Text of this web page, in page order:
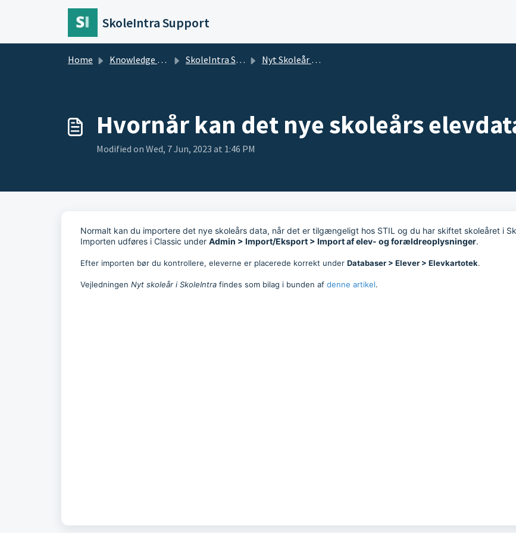
Skip to main content
SkoleIntra Support
Home Knowledge base SkoleIntra Support Nyt Skoleår 2026
Hvornår kan det nye skoleårs
Modified on Wed, 7 Jun, 2023 at 1:46 PM
Normalt kan du importere det nye skoleårs data, når det er tilgængeligt hos STIL og du har skiftet skoleåret i
Importen udføres i Classic under Admin > Import/Eksport > Import af elev- og forældreoplysninger.
Efter importen bør du kontrollere, eleverne er placerede korrekt under Databaser > Elever > Elevkartotek.
Vejledningen Nyt skoleår i SkoleIntra findes som bilag i bunden af denne artikel.